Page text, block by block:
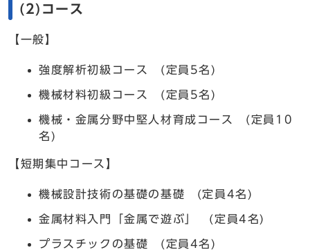
(2)コース
【一般】
強度解析初級コース (定員5名)
機械材料初級コース (定員5名)
機械・金属分野中堅人材育成コース (定員10
名)
【短期集中コース】
機械設計技術の基礎の基礎 (定員4名)
金属材料入門「金属で遊ぶ」 (定員4名)
プラスチックの基礎 (定員4名)